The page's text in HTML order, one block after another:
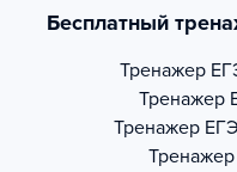
Бесплатный
Тренажер
Тренажер
Тренажер
Тренажер